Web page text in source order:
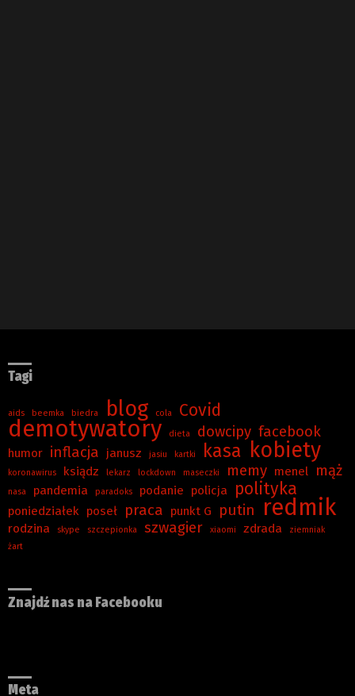
Tagi
aids beemka biedra blog cola Covid
demotywatory dieta dowcipy facebook
humor inflacja janusz jasiu kartki kasa kobiety
koronawirus ksiądz lekarz lockdown maseczki memy menel mąż
nasa pandemia paradoks podanie policja polityka
poniedziałek poseł praca punkt G putin redmik
rodzina skype szczepionka szwagier xiaomi zdrada
ziemniak
żart
Znajdź nas na Facebooku
Meta